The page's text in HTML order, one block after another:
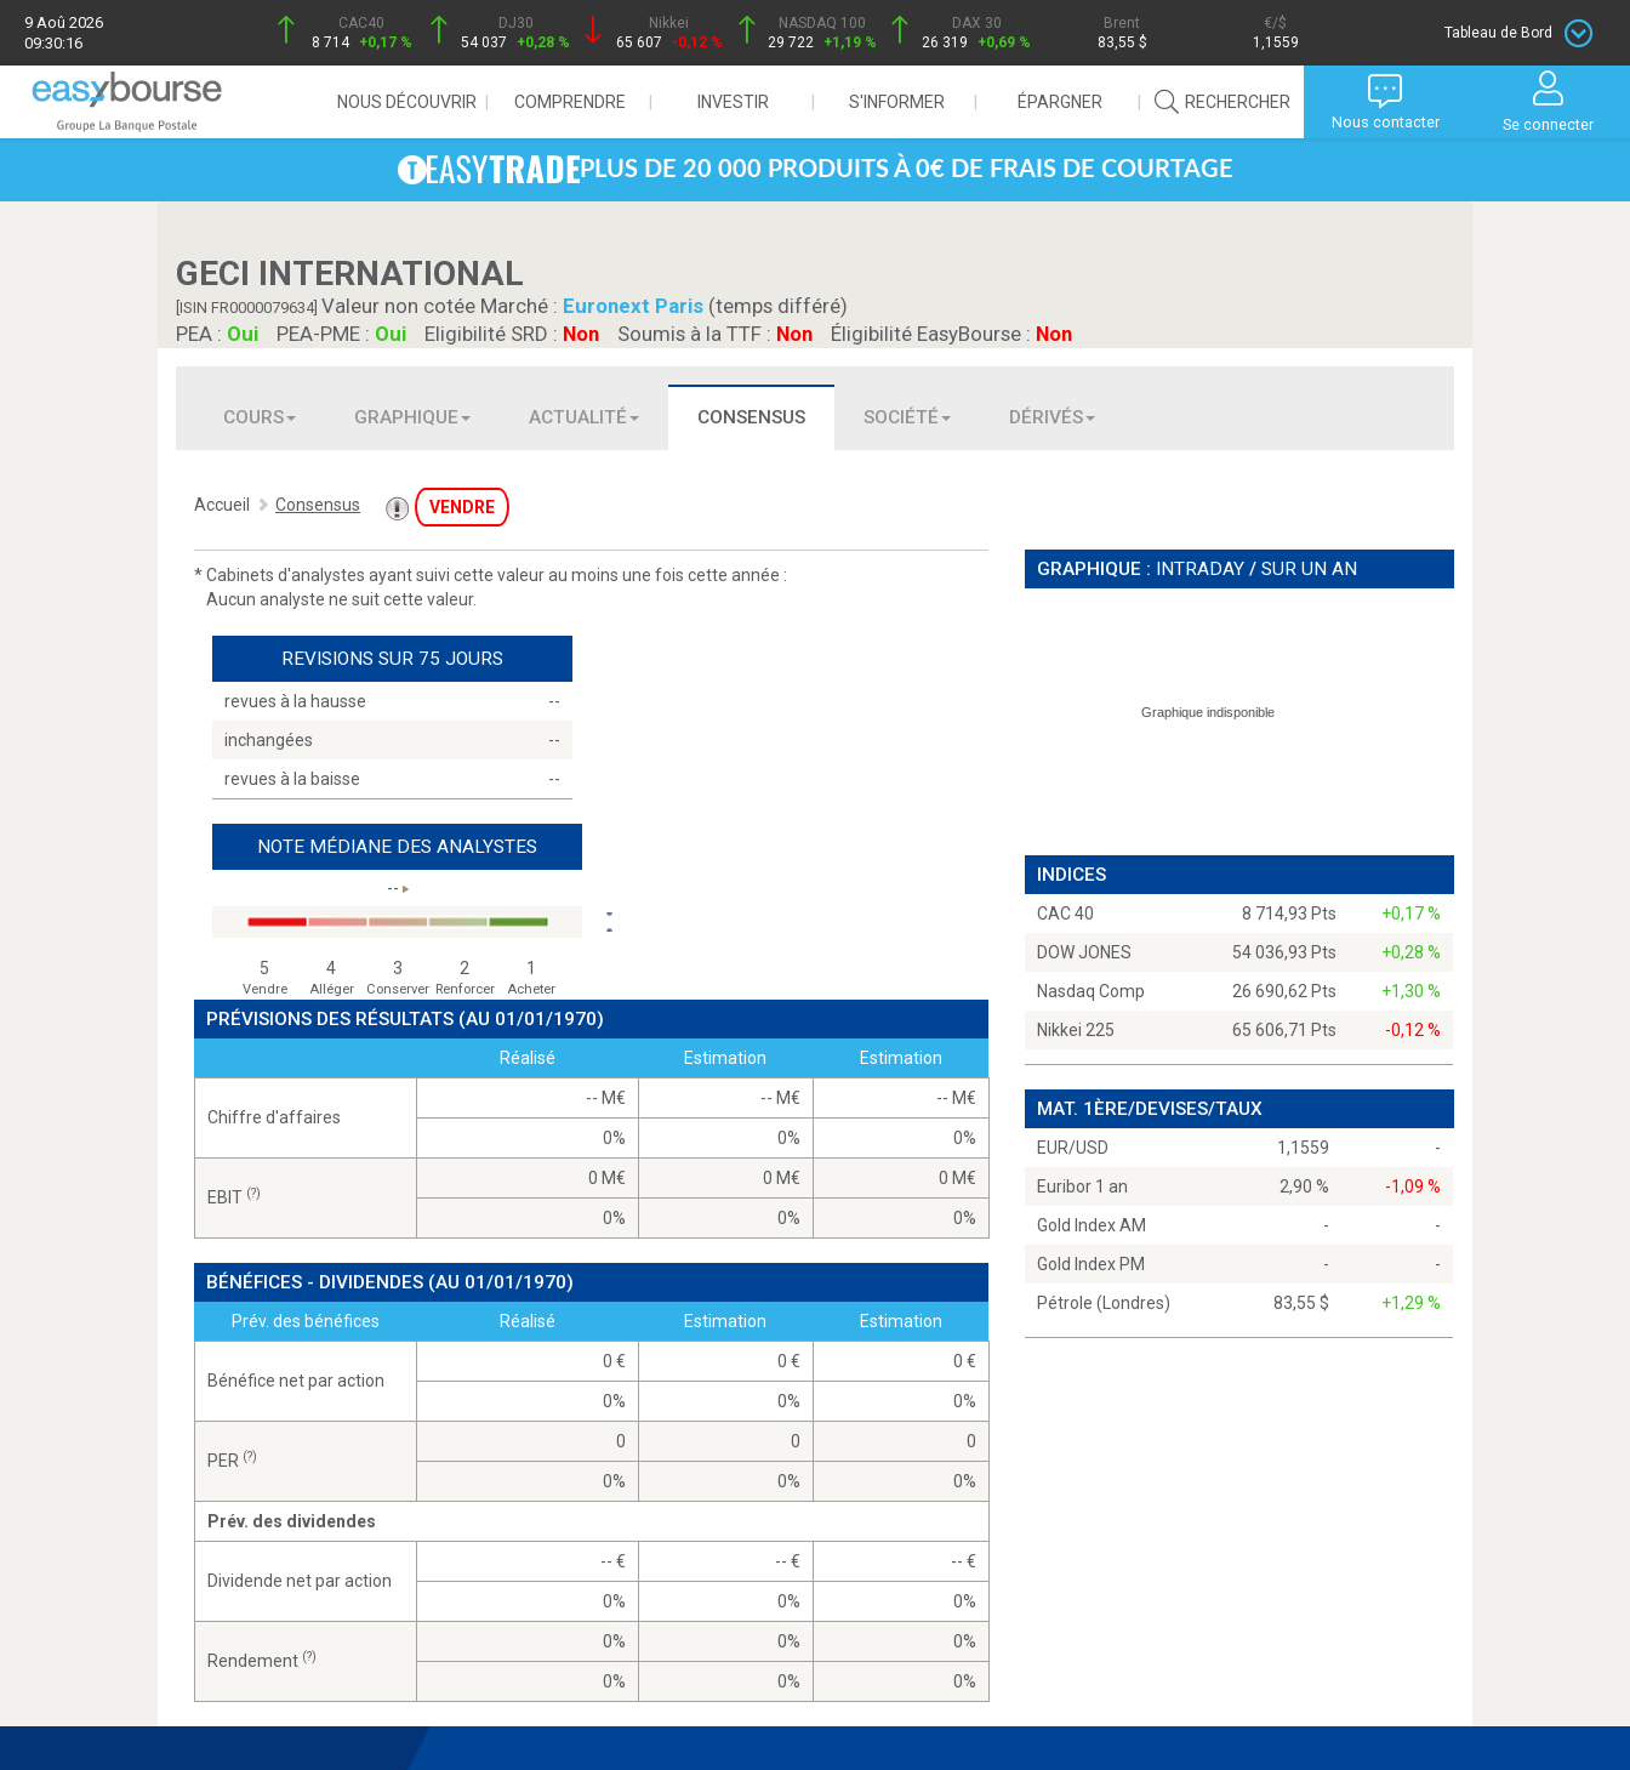
9 Aoû 2026
09:30:16
CAC40
8 714 +0,17 %
DJ30
54 037
+0,28 %
Nikkei
65 607
-0,12 %
NASDAQ 100
29 722
+1,19 %
DAX 30
26 319
+0,69 %
Brent
83,55 $
/$
1,1559
Tableau de Bord
NOUS DÉCOUVRIR COMPRENDRE INVESTIR S'INFORMER ÉPARGNER RECHERCHER
Nous contacter Se connecter
PLUS DE 20 000 PRODUITS À 0€ DE FRAIS DE COURTAGE
GECI INTERNATIONAL
[ISIN FR0000079634] Valeur non cotée Marché : Euronext Paris (temps différé)
PEA : Oui PEA-PME : Oui Eligibilité SRD : Non Soumis à la TTF : Non Éligibilité EasyBourse : Non
COURS GRAPHIQUE ACTUALITÉ CONSENSUS SOCIÉTÉ DÉRIVÉS
Accueil Consensus VENDRE
*Cabinets d'analystes ayant suivi cette valeur au moins une fois cette année :
Aucun analyste ne suit cette valeur.
REVISIONS SUR 75 JOURS
revues à la hausse
--
inchangées
--
revues à la baisse
--
NOTE MÉDIANE DES ANALYSTES
--
5 4 3 2 1
Vendre Alléger Conserver Renforcer Acheter
PRÉVISIONS DES RÉSULTATS (AU 01/01/1970)
Réalisé Estimation Estimation
Chiffre d'affaires
-- M -- M -- M
0% 0% 0%
EBIT (?)
0 M 0 M 0 M
0% 0% 0%
BÉNÉFICES - DIVIDENDES (AU 01/01/1970)
Prév. des bénéfices Réalisé Estimation Estimation
Bénéfice net par action
0 0 0
0% 0% 0%
PER (?)
0 0 0
0% 0% 0%
Prév. des dividendes
Dividende net par action
-- -- --
0% 0% 0%
Rendement (?)
0% 0% 0%
0% 0% 0%
GRAPHIQUE : INTRADAY /SUR UN AN
INDICES
CAC 40 8 714,93 Pts
+0,17 %
DOW JONES
54 036,93 Pts
+0,28 %
Nasdaq Comp
26 690,62 Pts
+1,30 %
Nikkei 225
65 606,71 Pts -0,12 %
MAT. 1ÈRE/DEVISES/TAUX
EUR/USD 1,1559
-
Euribor 1 an
2,90 %
-1,09 %
Gold Index AM
-
-
Gold Index PM
-
-
Pétrole (Londres)
83,55 $ +1,29 %